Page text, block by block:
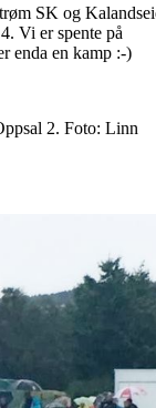
SK og
Vi er spente på
enda en kamp :-)
2. Foto: Linn